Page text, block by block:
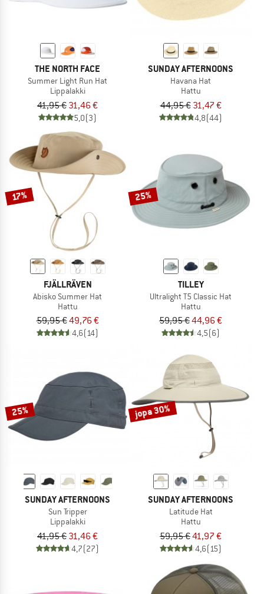
THE NORTH FACE
Summer Light Run Hat
Lippalakki
41,95 € 31,46 €
5,0(3)
SUNDAY AFTERNOONS
Havana Hat
Hattu
44,95 € 31,47 €
4,8(44)
17%
FJÄLLRÄVEN
Abisko Summer Hat
Hattu
59,95 €49,76 €
4,6(14)
25%
TILLEY
Ultralight T5 Classic Hat
Hattu
59,95 €44,96 €
4,5(6)
25%
SUNDAY AFTERNOONS
Sun Tripper
Lippalakki
41,95 € 31,46 €
4,7(27)
jopa 30%
SUNDAY AFTERNOONS
Latitude Hat
Hattu
59,95 €41,97 €
4,6(15)